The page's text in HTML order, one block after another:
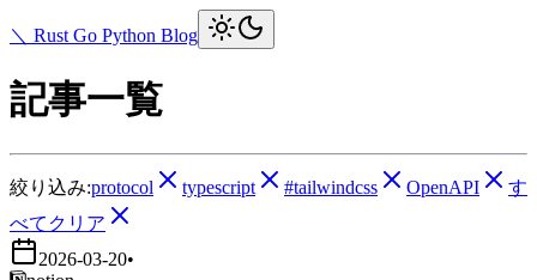
＼ Rust Go Python Blog
記事一覧
絞り込み:protocol typescript #tailwindcss OpenAPI
す
べてクリア
2026-03-20•